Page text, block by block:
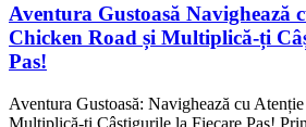
Aventura Gustoasă Navighează
Chicken Road și Multiplică-ți
Pas!
Aventura Gustoasă: Navighează cu
Multiplică-ți Câștigurile la Fiecare Pas!